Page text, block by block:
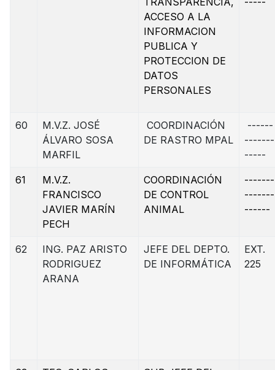
ACCESO A LA
INFORMACION
PUBLICA Y
PROTECCION DE
DATOS
PERSONALES
60
M.V.Z. JOSÉ
ÁLVARO SOSA
MARFIL
COORDINACIÓN
DE RASTRO MPAL
------
-------
-----
61
M.V.Z.
FRANCISCO
JAVIER MARÍN
PECH
COORDINACIÓN
DE CONTROL
ANIMAL
-------
-------
------
62
ING. PAZ ARISTO
RODRIGUEZ
ARANA
JEFE DEL DEPTO.
DE INFORMÁTICA
EXT.
225